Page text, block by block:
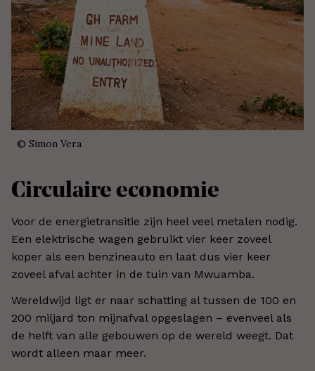
© Simon Vera
Circulaire economie
Voor de energietransitie zijn heel veel metalen nodig.
Een elektrische wagen gebruikt vier keer zoveel
koper als een benzineauto en laat dus vier keer
zoveel afval achter in de tuin van Mwuamba.
Wereldwijd ligt er naar schatting al tussen de 100 en
200 miljard ton mijnafval opgeslagen – evenveel als
de helft van alle gebouwen op de wereld weegt. Dat
wordt alleen maar meer.